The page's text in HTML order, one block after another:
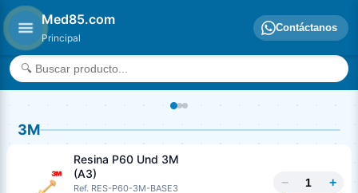
Med85.com
Principal
Contáctanos
3M
Resina P60 Und 3M
(A3)
Ref. RES-P60-3M-BASE3 − +